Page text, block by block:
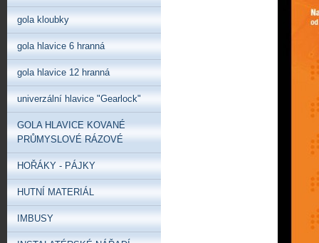
gola kloubky
gola hlavice 6 hranná
gola hlavice 12 hranná
univerzální hlavice "Gearlock"
GOLA HLAVICE KOVANÉ
PRŮMYSLOVÉ RÁZOVÉ
HOŘÁKY - PÁJKY
HUTNÍ MATERIÁL
IMBUSY